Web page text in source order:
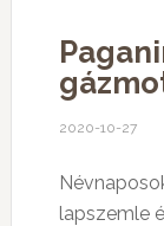
2020-10-27
lapszemle